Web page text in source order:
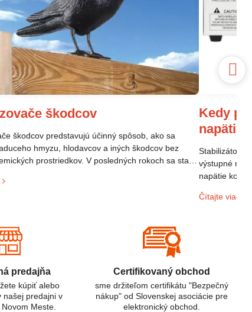
škodcov
škodcov predstavujú účinný spôsob, ako sa
hmyzu, hlodavcov a iných škodcov bez
prostriedkov. V posledných rokoch sa stali
Kedy
napätia
Stabilizátor
výstupné
napätie
sieti. Ak
Čítajte viac
predajňa
kúpiť alebo
našej predajni v
Meste.
Certifikovaný obchod
sme držiteľom certifikátu "Bezpečný
nákup" od Slovenskej asociácie pre
elektronický obchod.